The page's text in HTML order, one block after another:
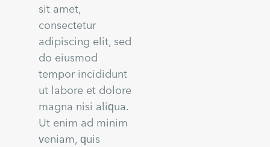
sit amet,
consectetur
adipiscing elit, sed
do eiusmod
tempor incididunt
ut labore et dolore
magna nisi aliqua.
Ut enim ad minim
veniam, quis